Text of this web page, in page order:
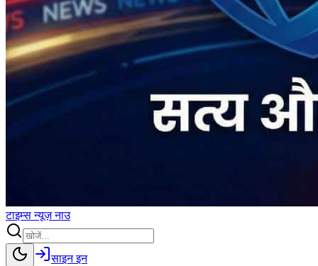
टाइम्सन्यूज़नाउ
साइन इन